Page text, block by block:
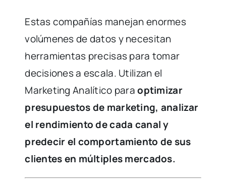
Estas compañías manejan enormes
volúmenes de datos y necesitan
herramientas precisas para tomar
decisiones a escala. Utilizan el
Marketing Analítico paraoptimizar
presupuestos de marketing, analizar
el rendimiento de cada canal y
predecir el comportamiento de sus
clientes en múltiples mercados.